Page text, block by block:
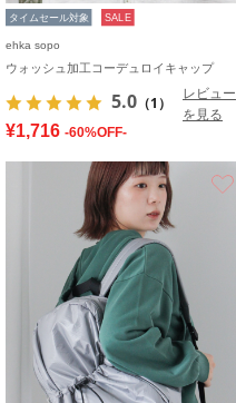
タイムセール対象 SALE
ehka sopo
ウォッシュ加工コーデュロイキャップ
5.0 （1）
レビュー
を見る
¥1,716 -60%OFF-